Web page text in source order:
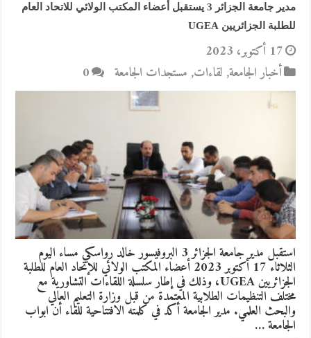
مدير جامعة الجزائر 3 يستقبل أعضاء المكتب الولائي للاتحاد العام
للطلبة الجزائريين UGEA
17 أكتوبر، 2023
أخبار الجامعة, لقاءات, مستجدات الجامعة 0
استقبل مدير جامعة الجزائر 3 البروفيسور خالد رواسكي مساء اليوم
الثلاثاء 17 أكتوبر 2023 أعضاء المكتب الولائي للإتحاد العام للطلبة
الجزائريين UGEA، وذلك في إطار سلسلة اللقاءات التشاورية مع
مختلف التنظيمات الطلابية المعتمدة من قبل وزارة التعليم العالي
والبحث العلمي. مدير الجامعة أكد في كلمته الافتتاحية للقاء أن ابواب
الجامعة …